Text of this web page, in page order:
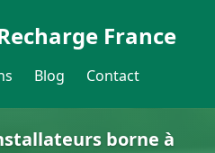
France
Blog Contact
borne à